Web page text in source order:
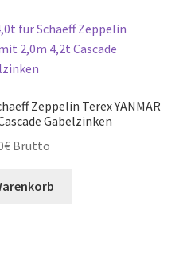
absteigend
Zeppelin Terex YANMAR
Gabelzinken
€Brutto